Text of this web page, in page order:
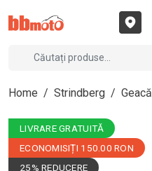
Home / Strindberg / Geacă
LIVRARE GRATUITĂ
ECONOMISIȚI 150.00 RON
25% REDUCERE